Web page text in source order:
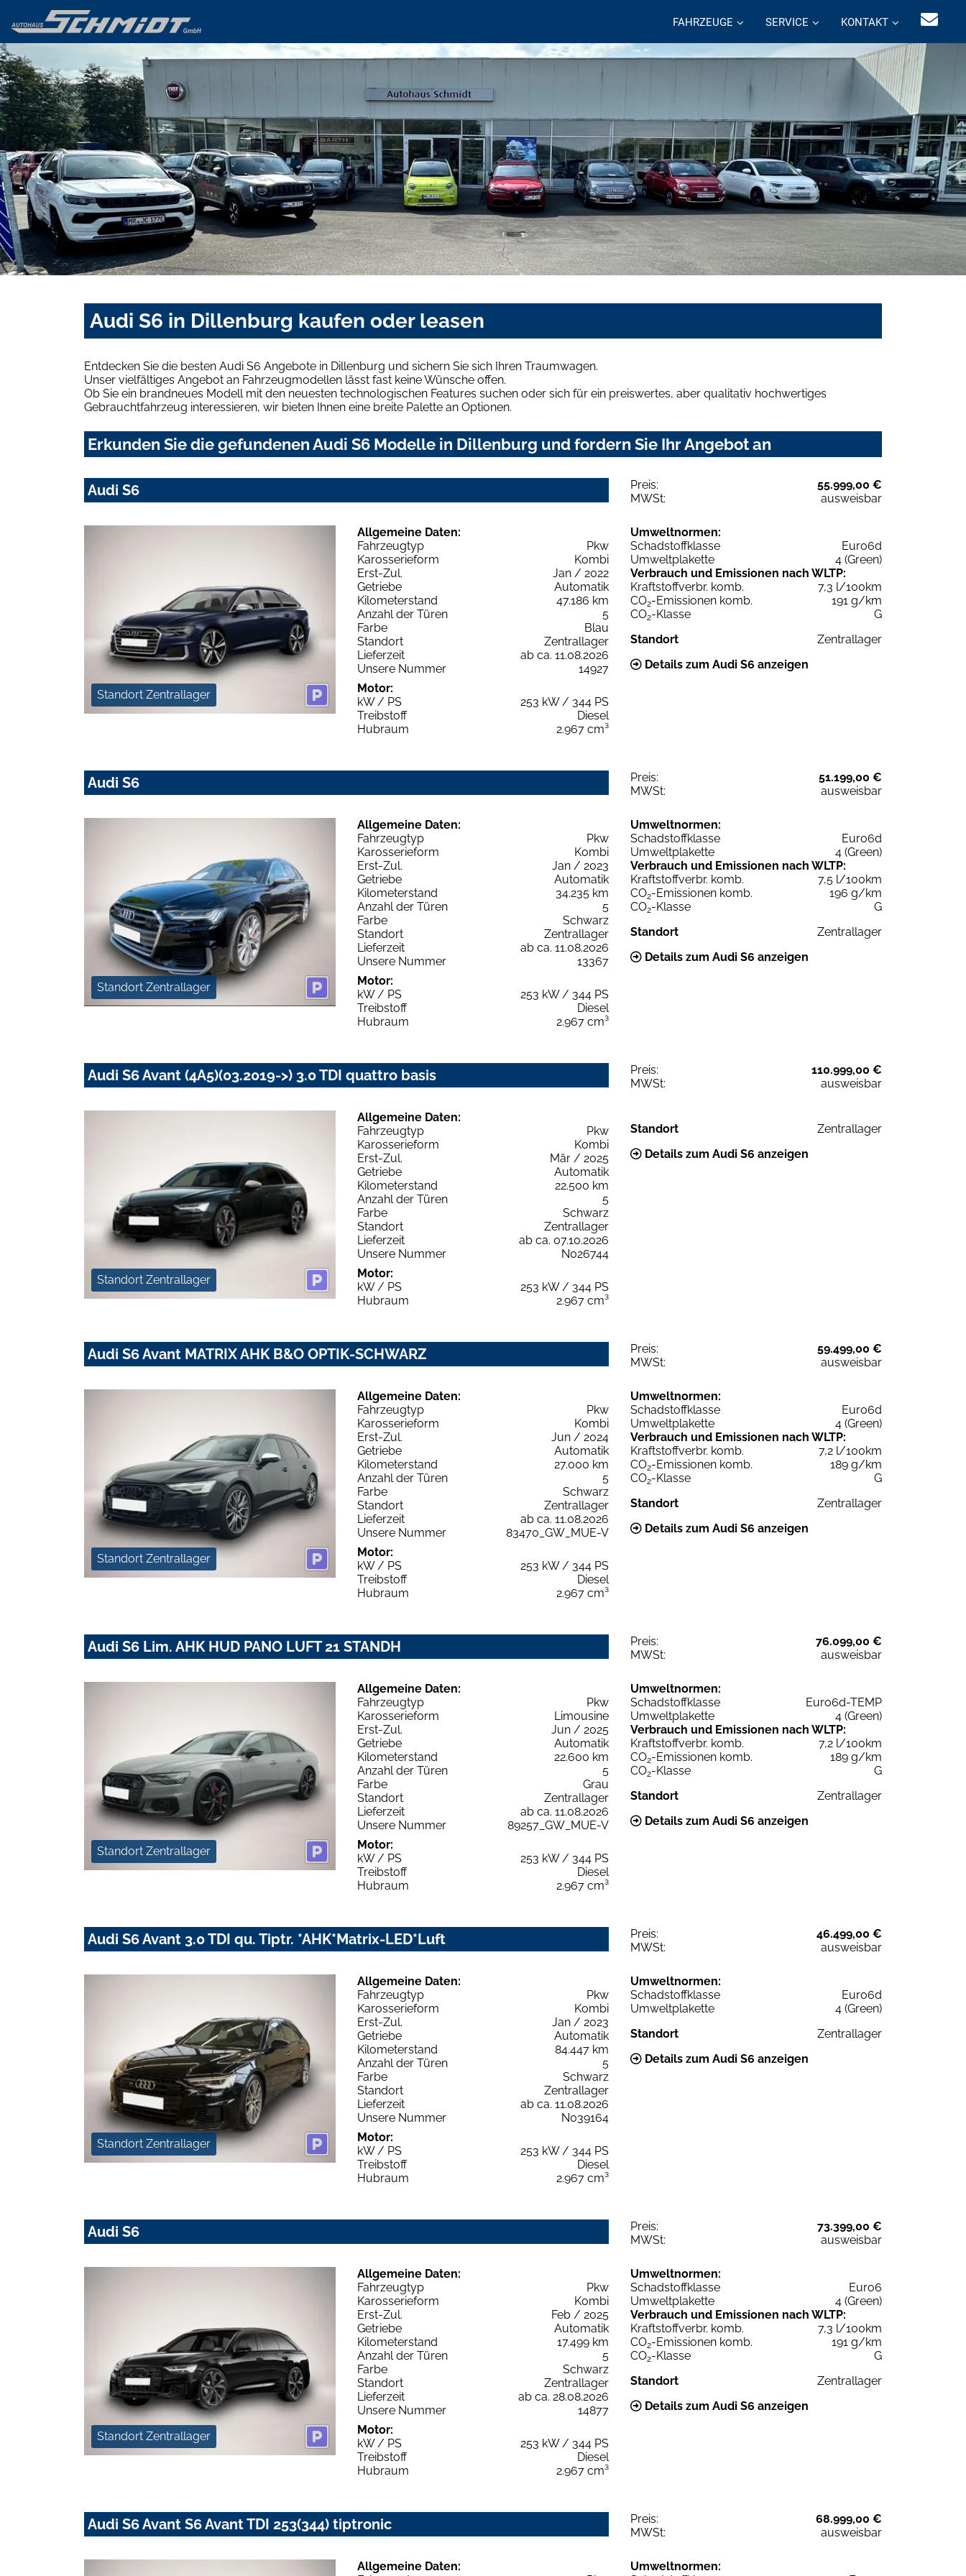
FAHRZEUGE SERVICE KONTAKT
Audi S6 in Dillenburg kaufen oder leasen
Entdecken Sie die besten Audi S6 Angebote in Dillenburg und sichern Sie sich Ihren Traumwagen.
Unser vielfältiges Angebot an Fahrzeugmodellen lässt fast keine Wünsche offen.
Ob Sie ein brandneues Modell mit den neuesten technologischen Features suchen oder sich für ein preiswertes, aber qualitativ hochwertiges
Gebrauchtfahrzeug interessieren, wir bieten Ihnen eine breite Palette an Optionen.
Erkunden Sie die gefundenen Audi S6 Modelle in Dillenburg und fordern Sie Ihr Angebot an
Audi S6 Preis:
55.999,00 €
MWSt:
ausweisbar
Standort Zentrallager
Allgemeine Daten:
Fahrzeugtyp
Pkw
Karosserieform
Kombi
Erst-Zul.
Jan / 2022
Getriebe
Automatik
Kilometerstand
47.186 km
Anzahl der Türen
5
Farbe
Blau
Standort
Zentrallager
Lieferzeit
ab ca. 11.08.2026
Unsere Nummer
14927
Motor:
kW / PS
253 kW / 344 PS
Treibstoff
Diesel
Hubraum
2.967 cm³
Umweltnormen:
Schadstoffklasse
Euro6d
Umweltplakette
4 (Green)
Verbrauch und Emissionen nach WLTP:
Kraftstoffverbr. komb.
7,3 l/100km
CO2-Emissionen komb.
191 g/km
CO2-Klasse
G
Standort
Zentrallager
Details zum Audi S6 anzeigen
Audi S6 Preis:
51.199,00 €
MWSt:
ausweisbar
Standort Zentrallager
Allgemeine Daten:
Fahrzeugtyp
Pkw
Karosserieform
Kombi
Erst-Zul.
Jan / 2023
Getriebe
Automatik
Kilometerstand
34.235 km
Anzahl der Türen
5
Farbe
Schwarz
Standort
Zentrallager
Lieferzeit
ab ca. 11.08.2026
Unsere Nummer
13367
Motor:
kW / PS
253 kW / 344 PS
Treibstoff
Diesel
Hubraum
2.967 cm³
Umweltnormen:
Schadstoffklasse
Euro6d
Umweltplakette
4 (Green)
Verbrauch und Emissionen nach WLTP:
Kraftstoffverbr. komb.
7,5 l/100km
CO2-Emissionen komb.
196 g/km
CO2-Klasse
G
Standort
Zentrallager
Details zum Audi S6 anzeigen
Audi S6 Avant (4A5)(03.2019->) 3.0 TDI quattro basis Preis:
110.999,00 €
MWSt:
ausweisbar
Standort Zentrallager
Allgemeine Daten:
Fahrzeugtyp
Pkw
Karosserieform
Kombi
Erst-Zul.
Mär / 2025
Getriebe
Automatik
Kilometerstand
22.500 km
Anzahl der Türen
5
Farbe
Schwarz
Standort
Zentrallager
Lieferzeit
ab ca. 07.10.2026
Unsere Nummer
N026744
Motor:
kW / PS
253 kW / 344 PS
Hubraum
2.967 cm³
Standort
Zentrallager
Details zum Audi S6 anzeigen
Audi S6 Avant MATRIX AHK B&O OPTIK-SCHWARZ Preis:
59.499,00 €
MWSt:
ausweisbar
Standort Zentrallager
Allgemeine Daten:
Fahrzeugtyp
Pkw
Karosserieform
Kombi
Erst-Zul.
Jun / 2024
Getriebe
Automatik
Kilometerstand
27.000 km
Anzahl der Türen
5
Farbe
Schwarz
Standort
Zentrallager
Lieferzeit
ab ca. 11.08.2026
Unsere Nummer
83470_GW_MUE-V
Motor:
kW / PS
253 kW / 344 PS
Treibstoff
Diesel
Hubraum
2.967 cm³
Umweltnormen:
Schadstoffklasse
Euro6d
Umweltplakette
4 (Green)
Verbrauch und Emissionen nach WLTP:
Kraftstoffverbr. komb.
7,2 l/100km
CO2-Emissionen komb.
189 g/km
CO2-Klasse
G
Standort
Zentrallager
Details zum Audi S6 anzeigen
Audi S6 Lim. AHK HUD PANO LUFT 21 STANDH Preis:
76.099,00 €
MWSt:
ausweisbar
Standort Zentrallager
Allgemeine Daten:
Fahrzeugtyp
Pkw
Karosserieform
Limousine
Erst-Zul.
Jun / 2025
Getriebe
Automatik
Kilometerstand
22.600 km
Anzahl der Türen
5
Farbe
Grau
Standort
Zentrallager
Lieferzeit
ab ca. 11.08.2026
Unsere Nummer
89257_GW_MUE-V
Motor:
kW / PS
253 kW / 344 PS
Treibstoff
Diesel
Hubraum
2.967 cm³
Umweltnormen:
Schadstoffklasse
Euro6d-TEMP
Umweltplakette
4 (Green)
Verbrauch und Emissionen nach WLTP:
Kraftstoffverbr. komb.
7,2 l/100km
CO2-Emissionen komb.
189 g/km
CO2-Klasse
G
Standort
Zentrallager
Details zum Audi S6 anzeigen
Audi S6 Avant 3.0 TDI qu. Tiptr. *AHK*Matrix-LED*Luft Preis:
46.499,00 €
MWSt:
ausweisbar
Standort Zentrallager
Allgemeine Daten:
Fahrzeugtyp
Pkw
Karosserieform
Kombi
Erst-Zul.
Jan / 2023
Getriebe
Automatik
Kilometerstand
84.447 km
Anzahl der Türen
5
Farbe
Schwarz
Standort
Zentrallager
Lieferzeit
ab ca. 11.08.2026
Unsere Nummer
N039164
Motor:
kW / PS
253 kW / 344 PS
Treibstoff
Diesel
Hubraum
2.967 cm³
Umweltnormen:
Schadstoffklasse
Euro6d
Umweltplakette
4 (Green)
Standort
Zentrallager
Details zum Audi S6 anzeigen
Audi S6 Preis:
73.399,00 €
MWSt:
ausweisbar
Standort Zentrallager
Allgemeine Daten:
Fahrzeugtyp
Pkw
Karosserieform
Kombi
Erst-Zul.
Feb / 2025
Getriebe
Automatik
Kilometerstand
17.499 km
Anzahl der Türen
5
Farbe
Schwarz
Standort
Zentrallager
Lieferzeit
ab ca. 28.08.2026
Unsere Nummer
14877
Motor:
kW / PS
253 kW / 344 PS
Treibstoff
Diesel
Hubraum
2.967 cm³
Umweltnormen:
Schadstoffklasse
Euro6
Umweltplakette
4 (Green)
Verbrauch und Emissionen nach WLTP:
Kraftstoffverbr. komb.
7,3 l/100km
CO2-Emissionen komb.
191 g/km
CO2-Klasse
G
Standort
Zentrallager
Details zum Audi S6 anzeigen
Audi S6 Avant S6 Avant TDI 253(344) tiptronic Preis:
68.999,00 €
MWSt:
ausweisbar
Allgemeine Daten:
Umweltnormen: